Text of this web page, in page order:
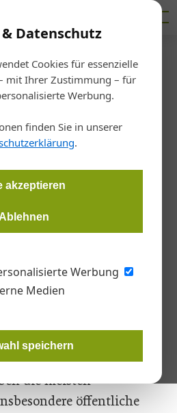
& Datenschutz
Cookies für essenzielle
mit Ihrer Zustimmung – für
Werbung.
finden Sie in unserer
.
akzeptieren
Ablehnen
Werbung
Medien
speichern
/Markt
ein
Bauzeitung
Baustellen ein.
Betrieb ihrer
in Österreich zum
bis heute
für die Schließung von
die meisten
öffentliche